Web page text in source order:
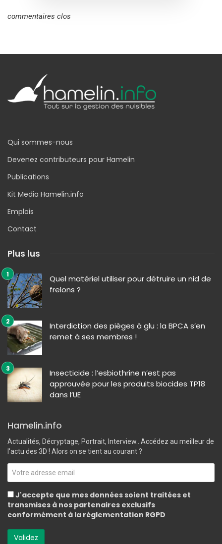
commentaires clos
Qui sommes-nous
Devenez contributeurs pour Hamelin
Publications
Kit Media Hamelin.info
Emplois
Contact
Plus lus
Quel matériel utiliser pour détruire un nid de
frelons ?
Interdiction des pièges à glu : la BPCA s’en
remet à ses membres !
Insecticide : l’esbiothrine n’est pas
approuvée pour les produits biocides TP18
dans l’UE
Hamelin.info
Actualités, Décryptage, Portrait, Interview.. Accédez au meilleur de
l'actu des 3D ! Alors on se tient au courant ?
J'accepte que mes données soient traitées et
transmises à nos partenaires exclusifs
conformément à la réglementation RGPD